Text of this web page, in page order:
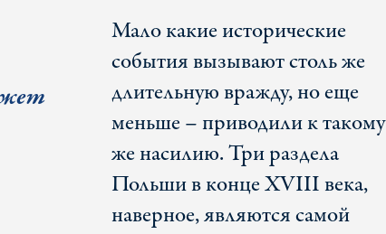
Мало какие исторические
события вызывают столь же
длительную вражду, но еще
меньше – приводили к такому
же насилию. Три раздела
Польши в конце XVIII века,
наверное, являются самой